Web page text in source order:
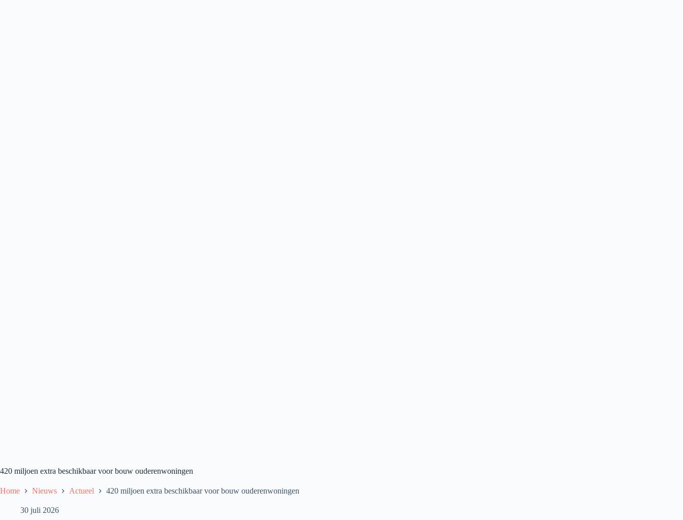
420 miljoen extra beschikbaar voor bouw ouderenwoningen
Home Nieuws Actueel 420 miljoen extra beschikbaar voor bouw ouderenwoningen
30 juli 2026